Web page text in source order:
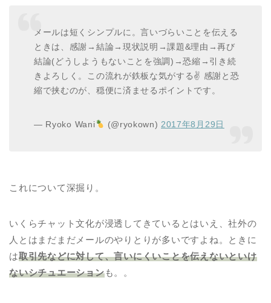
メールは短くシンプルに。言いづらいことを伝える
ときは、感謝→結論→現状説明→課題&理由→再び
結論(どうしようもないことを強調)→恐縮→引き続
きよろしく。この流れが鉄板な気がする✌ 感謝と恐
縮で挟むのが、穏便に済ませるポイントです。
— Ryoko Wani (@ryokown) 2017年8月29日
これについて深掘り。
いくらチャット文化が浸透してきているとはいえ、社外の
人とはまだまだメールのやりとりが多いですよね。ときに
は取引先などに対して、言いにくいことを伝えないといけ
ないシチュエーションも。。